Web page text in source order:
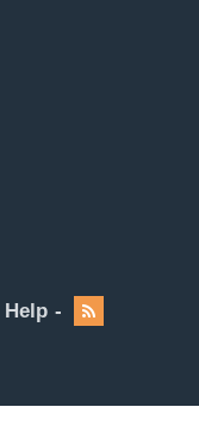
Help